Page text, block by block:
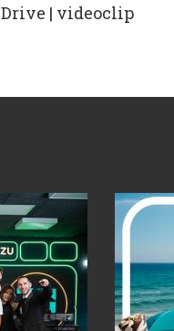
Drive | videoclip